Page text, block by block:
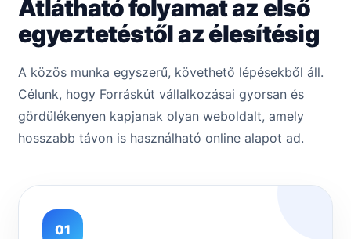
Átlátható folyamat az első
egyeztetéstől az élesítésig
A közös munka egyszerű, követhető lépésekből áll.
Célunk, hogy Forráskút vállalkozásai gyorsan és
gördülékenyen kapjanak olyan weboldalt, amely
hosszabb távon is használható online alapot ad.
01